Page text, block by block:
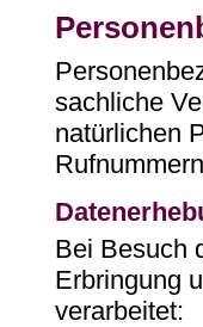
sachliche
natürlichen
Bei Besuch
Erbringung
verarbeitet: